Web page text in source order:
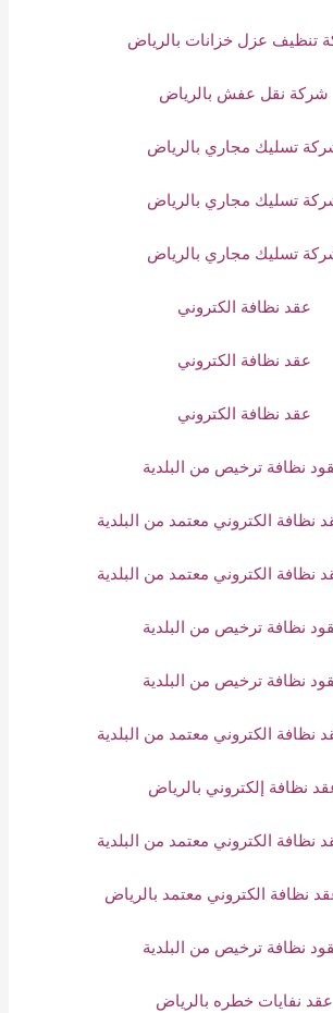
تنظيف عزل خزانات بالرياض
شركة نقل عفش بالرياض
تسليك مجاري بالرياض
تسليك مجاري بالرياض
تسليك مجاري بالرياض
عقد نظافة الكتروني
عقد نظافة الكتروني
عقد نظافة الكتروني
نظافة ترخيص من البلدية
نظافة الكتروني معتمد من البلدية
نظافة الكتروني معتمد من البلدية
نظافة ترخيص من البلدية
نظافة ترخيص من البلدية
نظافة الكتروني معتمد من البلدية
نظافة إلكتروني بالرياض
نظافة الكتروني معتمد من البلدية
نظافة الكتروني معتمد بالرياض
نظافة ترخيص من البلدية
عقد نفايات خطره بالرياض